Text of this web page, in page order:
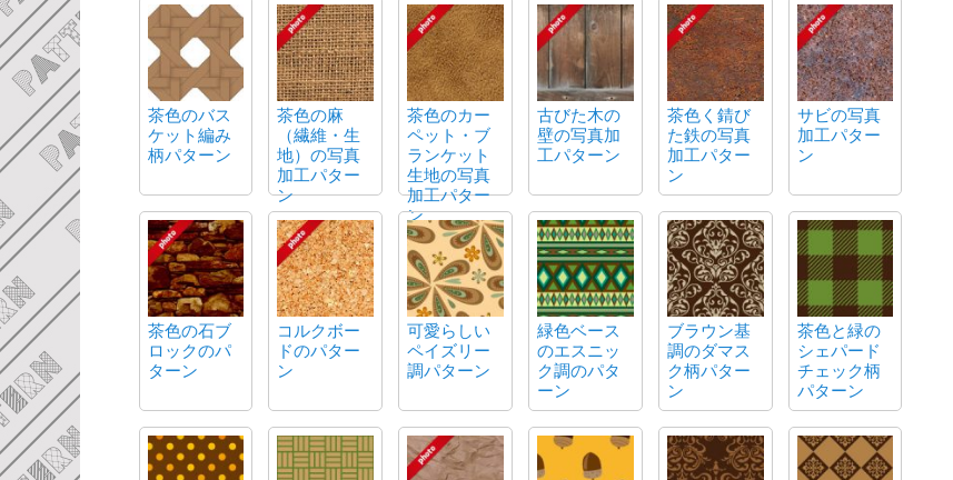
茶色のバス
ケット編み
柄パターン
茶色の麻
（繊維・生
地）の写真
加工パター
ン
茶色のカー
ペット・ブ
ランケット
生地の写真
加工パター
ン
古びた木の
壁の写真加
工パターン
茶色く錆び
た鉄の写真
加工パター
ン
サビの写真
加工パター
ン
茶色の石ブ
ロックのパ
ターン
コルクボー
ドのパター
ン
可愛らしい
ペイズリー
調パターン
緑色ベース
のエスニッ
ク調のパタ
ーン
ブラウン基
調のダマス
ク柄パター
ン
茶色と緑の
シェパード
チェック柄
パターン